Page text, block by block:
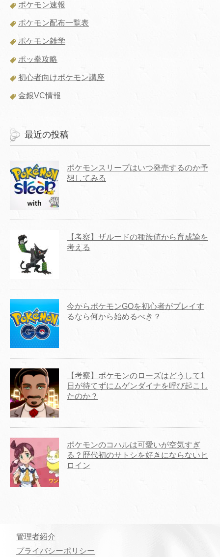
ポケモン速報
ポケモン配布一覧表
ポケモン雑学
ポッ拳攻略
初心者向けポケモン講座
金銀VC情報
最近の投稿
ポケモンスリープはいつ発売するのか予
想してみる
【考察】ザルードの種族値から育成論を
考える
今からポケモンGOを初心者がプレイす
るなら何から始めるべき？
【考察】ポケモンのローズはどうして1
日が待てずにムゲンダイナを呼び起こし
たのか？
ポケモンのコハルは可愛いが空気すぎ
る？歴代初のサトシを好きにならないヒ
ロイン
管理者紹介
プライバシーポリシー